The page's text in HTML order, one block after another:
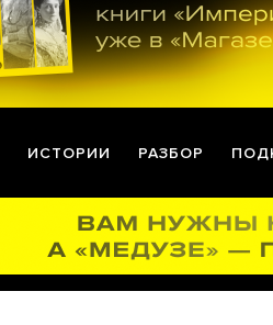
ИСТОРИИ РАЗБОР